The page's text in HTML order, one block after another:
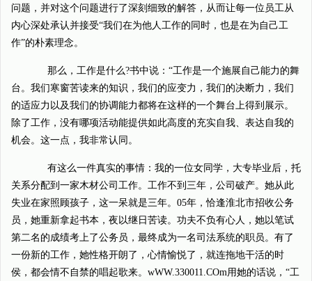
问题，并对这个问题进行了深刻细致的解答，从而让每一位员工从
内心深处承认并接受“我们在为他人工作的同时，也是在为自己工
作”的朴素理念。
那么，工作是什么?书中说：“工作是一个施展自己能力的舞
台。我们寒窗苦读来的知识，我们的应变力，我们的决断力，我们
的适应力以及我们的协调能力都将在这样的一个舞台上得到展示。
除了工作，没有哪项活动能提供如此高度的充实自我、表达自我的
机会。这一点，我非常认同。
有这么一件真实的事情：我的一位女同学，大专毕业后，托
关系分配到一家木材公司工作。工作不到三年，公司破产。她从此
失业在家照顾孩子，这一呆就是三年。05年，恰逢淮北市招收公务
员，她重新拿起书本，夜以继日苦读。功夫不负有心人，她以笔试
第二名的成绩考上了公务员，最终成为一名司法系统的职员。有了
一份新的工作，她性格开朗了，心情愉悦了，就连拖地干活的时
侯，都会情不自禁的唱起歌来。wWW.330011.COm用她的话说，“工